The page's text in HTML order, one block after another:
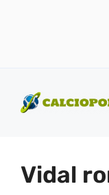
contenuto
Vidal